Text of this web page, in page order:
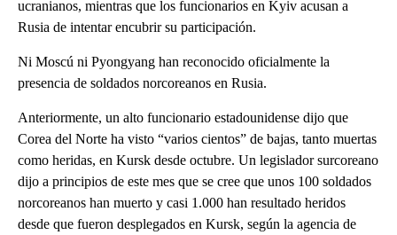
ucranianos, mientras que los funcionarios en Kyiv acusan a
Rusia de intentar encubrir su participación.
Ni Moscú ni Pyongyang han reconocido oficialmente la
presencia de soldados norcoreanos en Rusia.
Anteriormente, un alto funcionario estadounidense dijo que
Corea del Norte ha visto “varios cientos” de bajas, tanto muertas
como heridas, en Kursk desde octubre. Un legislador surcoreano
dijo a principios de este mes que se cree que unos 100 soldados
norcoreanos han muerto y casi 1.000 han resultado heridos
desde que fueron desplegados en Kursk, según la agencia de